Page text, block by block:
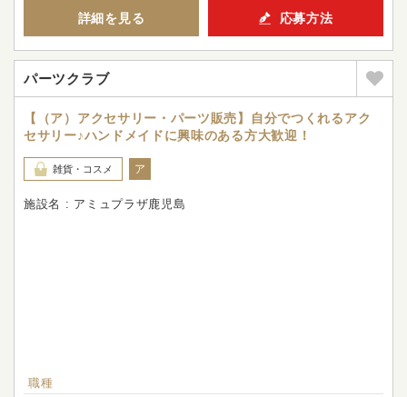
詳細を見る 応募方法
パーツクラブ
【（ア）アクセサリー・パーツ販売】自分でつくれるアク
セサリー♪ハンドメイドに興味のある方大歓迎！
雑貨・コスメ ア
施設名 : アミュプラザ鹿児島
職種